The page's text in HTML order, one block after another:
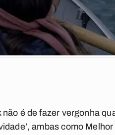
é de fazer vergonha
ambas como